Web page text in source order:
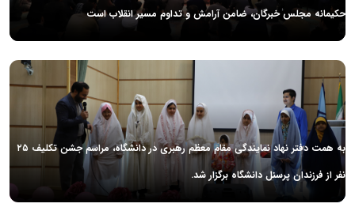
حکیمانه مجلس خبرگان، ضامن آرامش و تداوم مسیر انقلاب است
به همت دفتر نهاد نمایندگی مقام معظم رهبری در دانشگاه، مراسم جشن تکلیف ۲۵
نفر از فرزندان پرسنل دانشگاه برگزار شد.